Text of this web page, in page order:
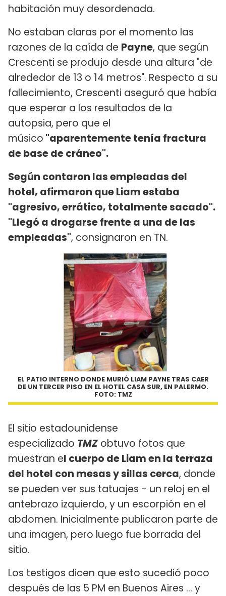
habitación muy desordenada.
No estaban claras por el momento las
razones de la caída de Payne, que según
Crescenti se produjo desde una altura "de
alrededor de 13 o 14 metros". Respecto a su
fallecimiento, Crescenti aseguró que había
que esperar a los resultados de la
autopsia, pero que el
músico "aparentemente tenía fractura
de base de cráneo".
Según contaron las empleadas del
hotel, afirmaron que Liam estaba
"agresivo, errático, totalmente sacado".
"Llegó a drogarse frente a una de las
empleadas", consignaron en TN.
EL PATIO INTERNO DONDE MURIÓ LIAM PAYNE TRAS CAER
DE UN TERCER PISO EN EL HOTEL CASA SUR, EN PALERMO.
FOTO: TMZ
El sitio estadounidense
especializado TMZ obtuvo fotos que
muestran el cuerpo de Liam en la terraza
del hotel con mesas y sillas cerca, donde
se pueden ver sus tatuajes - un reloj en el
antebrazo izquierdo, y un escorpión en el
abdomen. Inicialmente publicaron parte de
una imagen, pero luego fue borrada del
sitio.
Los testigos dicen que esto sucedió poco
después de las 5 PM en Buenos Aires ... y